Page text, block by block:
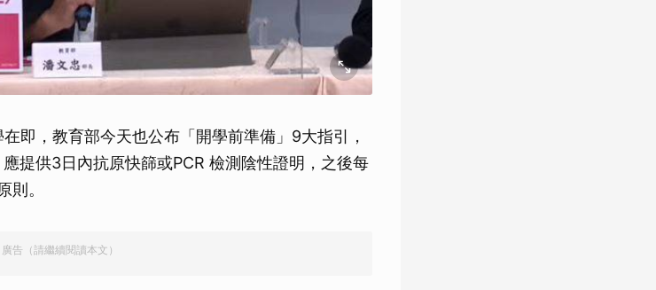
即，教育部今天也公布「開學前準備」9大指引，
提供3日內抗原快篩或PCR 檢測陰性證明，之後每
則。
廣告（請繼續閱讀本文）